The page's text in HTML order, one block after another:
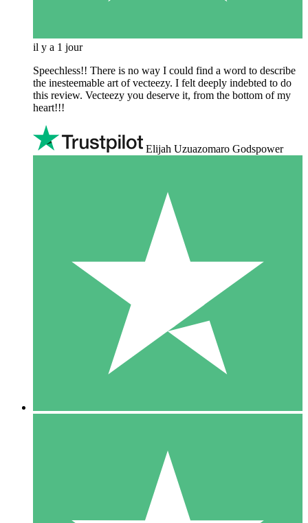
il y a 1 jour
Speechless!! There is no way I could find a word to describe
the inesteemable art of vecteezy. I felt deeply indebted to do
this review. Vecteezy you deserve it, from the bottom of my
heart!!!
Elijah Uzuazomaro Godspower